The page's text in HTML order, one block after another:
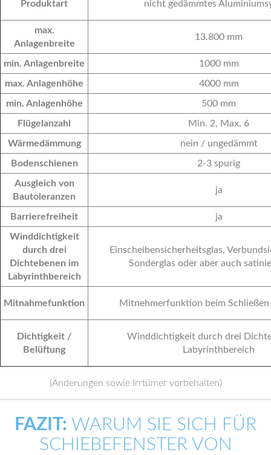
Produktart nicht gedämmtes
max.
Anlagenbreite
13.800 mm
min. Anlagenbreite 1000 mm
max. Anlagenhöhe 4000 mm
min. Anlagenhöhe 500 mm
Flügelanzahl Min. 2, Max. 6
Wärmedämmung nein / ungedämmt
Bodenschienen 2-3 spurig
Ausgleich von
Bautoleranzen
ja
Barrierefreiheit ja
Winddichtigkeit
durch drei
Dichtebenen im
Labyrinthbereich
Einscheibensicherheitsglas,
Sonderglas oder aber auch
Mitnahmefunktion Mitnehmerfunktion beim Schließen
Dichtigkeit /
Belüftung
Winddichtigkeit durch drei
Labyrinthbereich
(Änderungen sowie Irrtümer vorbehalten)
FAZIT: WARUM SIE SICH FÜR
SCHIEBEFENSTER VON